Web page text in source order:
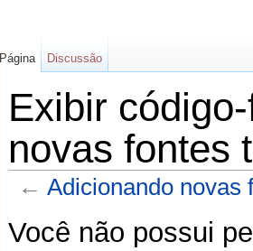
Exibir
novas fontes
← Adicionando novas
Você não possui
Página Discussão